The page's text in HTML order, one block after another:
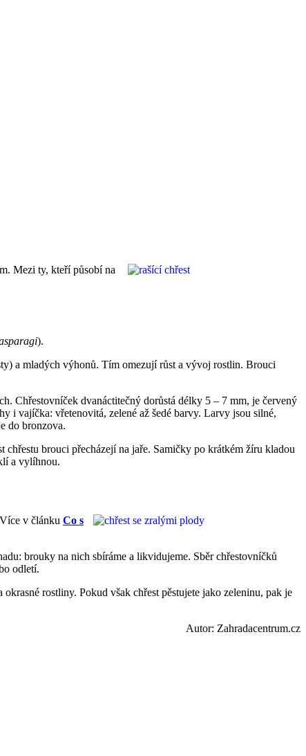
Mezi ty, kteří působí na
).
a mladých výhonů. Tím omezují růst a vývoj rostlin. Brouci
Chřestovníček dvanáctitečný dorůstá délky 5 – 7 mm, je červený
i vajíčka: vřetenovitá, zelené až šedé barvy. Larvy jsou silné,
do bronzova.
brouci přecházejí na jaře. Samičky po krátkém žíru kladou
a vylíhnou.
v článku Co s
brouky na nich sbíráme a likvidujeme. Sběr chřestovníčků
odletí.
rostliny. Pokud však chřest pěstujete jako zeleninu, pak je
Autor: Zahradacentrum.cz